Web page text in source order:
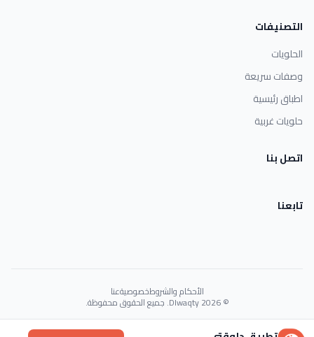
التصنيفات
الحلويات
وصفات سريعة
اطباق رئيسية
حلويات غربية
اتصل بنا
تابعنا
الأحكام والشروطخصوصيةعنا
© 2026 Dlwaqty. جميع الحقوق محفوظة.
Powered byGAIT